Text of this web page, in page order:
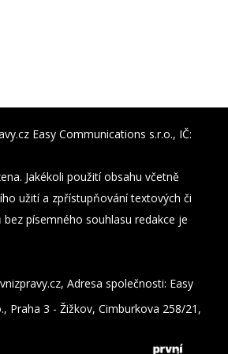
Easy Communications s.r.o., IČ:
Jakékoli použití obsahu včetně
užití a zpřístupňování textových či
písemného souhlasu redakce je
, Adresa společnosti: Easy
Praha 3 - Žižkov, Cimburkova 258/21,